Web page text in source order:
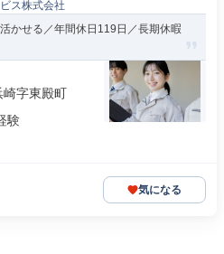
ス株式会社
かせる／年間休日119日／長期休暇
崎字東殿町
験
気になる